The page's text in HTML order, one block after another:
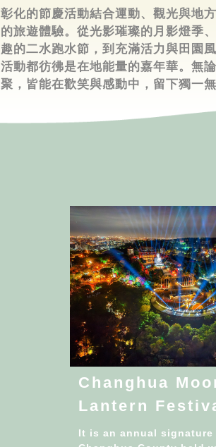
彰化的節慶活動結合運動、觀光與地
的旅遊體驗。從光影璀璨的月影燈季
趣的二水跑水節，到充滿活力與田園
活動都彷彿是在地能量的嘉年華。無
聚，皆能在歡笑與感動中，留下獨一
Changhua
Lantern
It is an annual signature